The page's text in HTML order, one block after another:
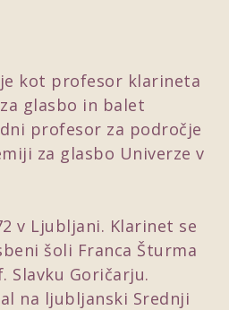
kot profesor klarineta
glasbo in balet
profesor za področje
za glasbo Univerze v
v Ljubljani. Klarinet se
šoli Franca Šturma
Goričarju.
na ljubljanski Srednji